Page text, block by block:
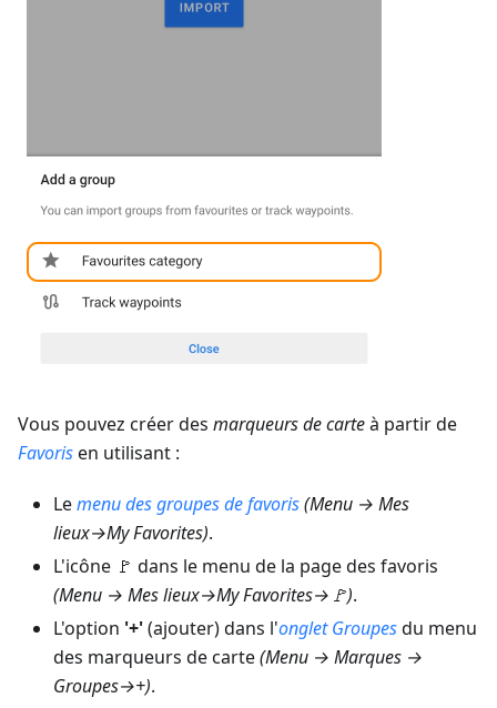
Vous pouvez créer des marqueurs de carteà partir de
Favorisen utilisant :
Lemenu des groupes de favoris(Menu → Mes
lieux→My Favorites).
L'icône 🚩 dans le menu de la page des favoris
(Menu → Mes lieux→My Favorites→🚩).
L'option '+'(ajouter) dans l'onglet Groupesdu menu
des marqueurs de carte(Menu → Marques →
Groupes→+).